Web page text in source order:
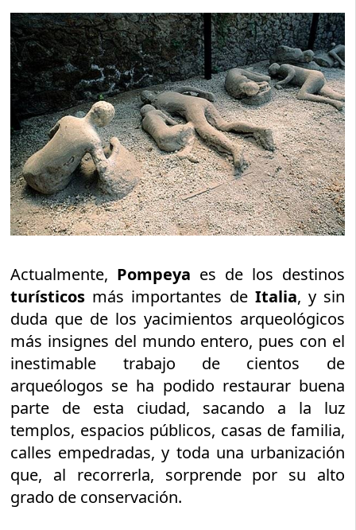
Actualmente, Pompeya es de los destinos
turísticos más importantes de Italia, y sin
duda que de los yacimientos arqueológicos
más insignes del mundo entero, pues con el
inestimable trabajo de cientos de
arqueólogos se ha podido restaurar buena
parte de esta ciudad, sacando a la luz
templos, espacios públicos, casas de familia,
calles empedradas, y toda una urbanización
que, al recorrerla, sorprende por su alto
grado de conservación.